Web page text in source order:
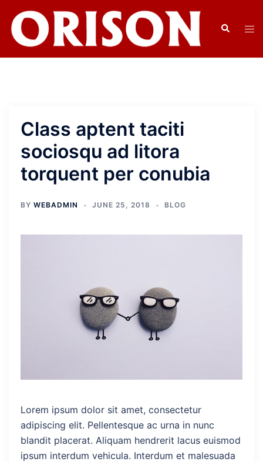
Class aptent taciti
sociosqu ad litora
torquent per conubia
BY WEBADMIN JUNE 25, 2018 BLOG
Lorem ipsum dolor sit amet, consectetur
adipiscing elit. Pellentesque ac urna in nunc
blandit placerat. Aliquam hendrerit lacus euismod
ipsum interdum vehicula. Interdum et malesuada